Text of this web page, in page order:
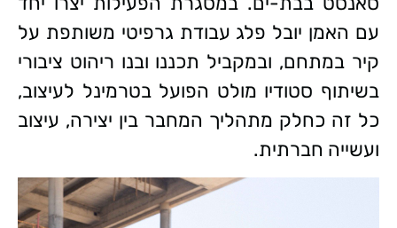
עם האמן יובל פלג עבודת גרפיטי משותפת על
קיר במתחם, ובמקביל תכננו ובנו ריהוט ציבורי
בשיתוף סטודיו מולט הפועל בטרמינל לעיצוב,
כל זה כחלק מתהליך המחבר בין יצירה, עיצוב
ועשייה חברתית.